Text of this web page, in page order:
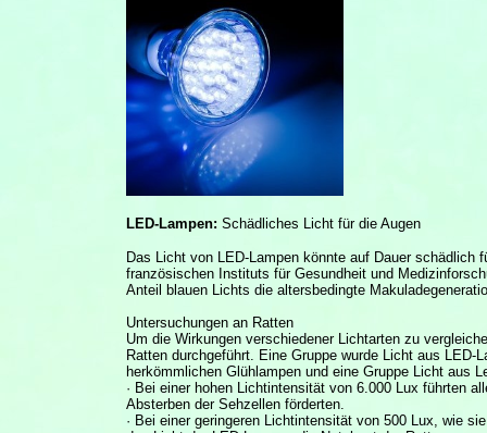
LED-Lampen: Schädliches Licht für die Augen
Das Licht von LED-Lampen könnte auf Dauer schädlich
französischen Instituts für Gesundheit und
Anteil blauen Lichts die altersbedingte
Untersuchungen an Ratten
Um die Wirkungen verschiedener Lichtarten zu
Ratten durchgeführt. Eine Gruppe wurde Licht aus
herkömmlichen Glühlampen und eine Gruppe Licht aus
· Bei einer hohen Lichtintensität von 6.000 Lux führten
Absterben der Sehzellen förderten.
· Bei einer geringeren Lichtintensität von 500 Lux, wie